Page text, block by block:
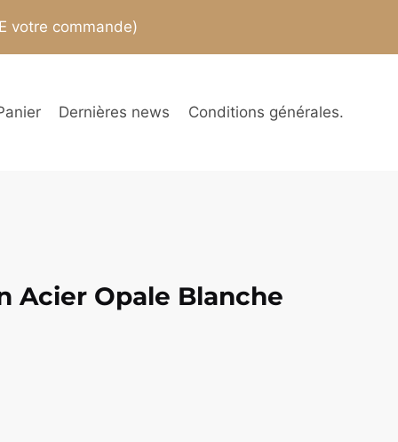
votre commande)
Dernières news Conditions générales.
Acier Opale Blanche